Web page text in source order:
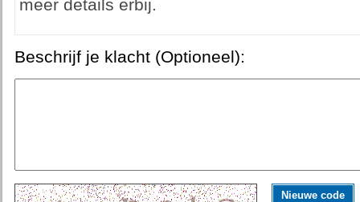
meer details erbij.
Beschrijf je klacht (Optioneel):
Nieuwe code